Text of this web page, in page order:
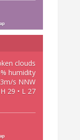
clouds
humidity
s NNW
H 29 • L 27